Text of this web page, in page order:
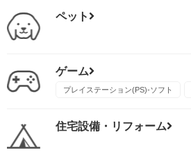
ペット
ゲーム
プレイステーション(PS)-ソフト
住宅設備・リフォーム